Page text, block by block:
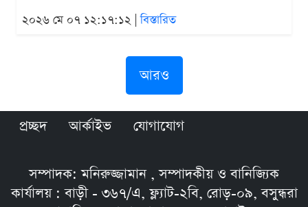
২০২৬ মে ০৭ ১২:১৭:১২ |বিস্তারিত
আরও
প্রচ্ছদ আর্কাইভ যোগাযোগ
সম্পাদক: মনিরুজ্জামান , সম্পাদকীয় ও বানিজ্যিক
কার্যালয় : বাড়ী - ৩৬৭/এ, ফ্ল্যাট-২বি, রোড়-০৯, বসুন্ধরা